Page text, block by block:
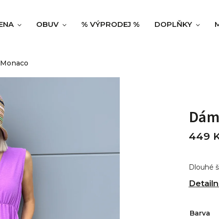
OBUV % VÝPRODEJ % DOPLŇKY
449
Dlouhé
Barva